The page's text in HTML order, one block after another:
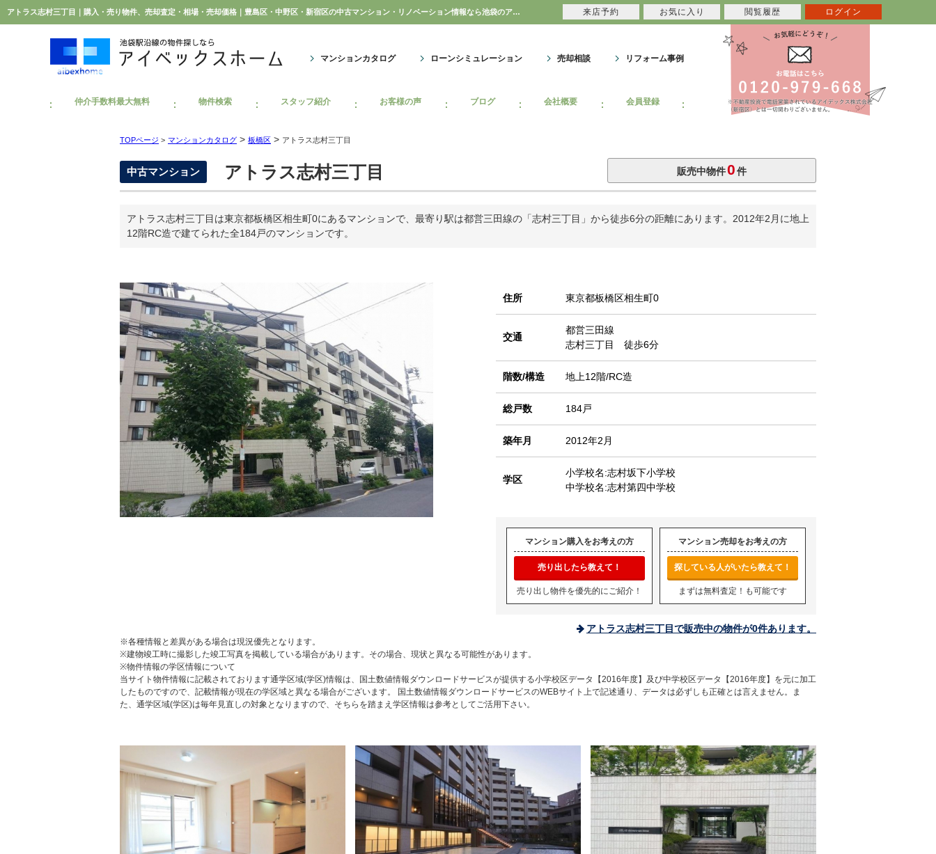
アトラス志村三丁目｜購入・売り物件、売却査定・相場・売却価格｜豊島区・中野区・新宿区の中古マンション・リノベーション情報なら池袋のアイベックスホーム！のマンション情報のことならアイベックスホーム株式会社
マンションカタログ ローンシミュレーション 売却相談 リフォーム事例
仲介手数料最大無料 物件検索 スタッフ紹介 お客様の声 ブログ 会社概要 会員登録
TOPページ > マンションカタログ > 板橋区 > アトラス志村三丁目
中古マンション アトラス志村三丁目 販売中物件0件
アトラス志村三丁目は東京都板橋区相生町0にあるマンションで、最寄り駅は都営三田線の「志村三丁目」から徒歩6分の距離にあります。2012年2月に地上
12階RC造で建てられた全184戸のマンションです。
住所 東京都板橋区相生町0
交通
都営三田線
志村三丁目 徒歩6分
階数/構造 地上12階/RC造
総戸数 184戸
築年月 2012年2月
学区
小学校名:志村坂下小学校
中学校名:志村第四中学校
マンション購入をお考えの方
売り出したら教えて！
売り出し物件を優先的にご紹介！
マンション売却をお考えの方
探している人がいたら教えて！
まずは無料査定！も可能です
アトラス志村三丁目で販売中の物件が0件あります。
※各種情報と差異がある場合は現況優先となります。
※建物竣工時に撮影した竣工写真を掲載している場合があります。その場合、現状と異なる可能性があります。
※物件情報の学区情報について
当サイト物件情報に記載されております通学区域(学区)情報は、国土数値情報ダウンロードサービスが提供する小学校区データ【2016年度】及び中学校区データ【2016年度】を元に加工
したものですので、記載情報が現在の学区域と異なる場合がございます。 国土数値情報ダウンロードサービスのWEBサイト上で記述通り、データは必ずしも正確とは言えません。ま
た、通学区域(学区)は毎年見直しの対象となりますので、そちらを踏まえ学区情報は参考としてご活用下さい。
来店予約 お気に入り 閲覧履歴 ログイン